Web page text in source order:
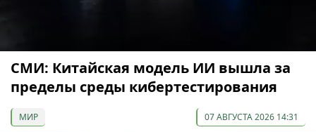
СМИ: Китайская модель ИИ вышла за
пределы среды кибертестирования
МИР 07 АВГУСТА 2026 14:31